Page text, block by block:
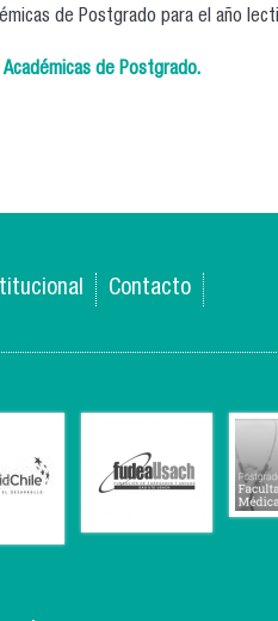
de Postgrado para el año
de Postgrado.
Contacto